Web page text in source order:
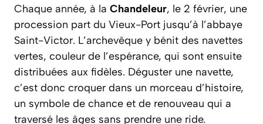
Chaque année, à la Chandeleur, le 2 février, une
procession part du Vieux-Port jusqu’à l’abbaye
Saint-Victor. L’archevêque y bénit des navettes
vertes, couleur de l’espérance, qui sont ensuite
distribuées aux fidèles. Déguster une navette,
c’est donc croquer dans un morceau d’histoire,
un symbole de chance et de renouveau qui a
traversé les âges sans prendre une ride.